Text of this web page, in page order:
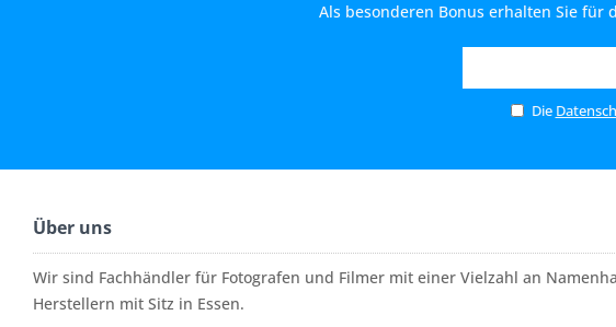
Als besonderen Bonus erhalten Sie für
Die
Über uns
Wir sind Fachhändler für Fotografen und Filmer mit einer Vielzahl an
Herstellern mit Sitz in Essen.